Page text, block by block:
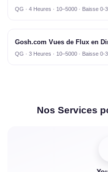
QG · 4 Heures · 10–5000 · Baisse 0-
Gosh.com Vues de Flux en
QG · 3 Heures · 10–5000 · Baisse 0-
Nos Services